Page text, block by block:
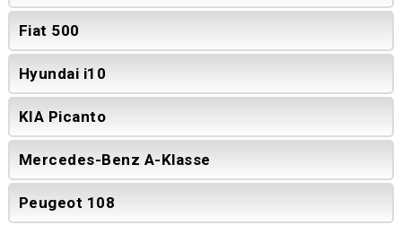
Fiat 500
Hyundai i10
KIA Picanto
Mercedes-Benz A-Klasse
Peugeot 108